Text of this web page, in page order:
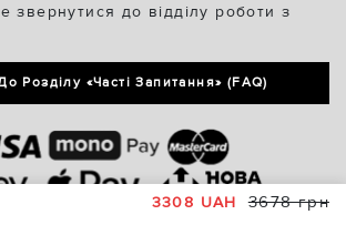
3308 UAH 3678 грн
звернутися до відділу роботи з
Розділу «Часті Запитання» (FAQ)